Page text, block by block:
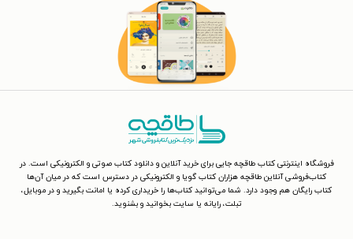
فروشگاه اینترنتی کتاب طاقچه جایی برای خرید آنلاین و دانلود کتاب صوتی و الکترونیکی است. در
کتاب‌فروشی آنلاین طاقچه هزاران کتاب گویا و الکترونیکی در دسترس است که در میان آن‌ها
کتاب رایگان هم وجود دارد. شما می‌توانید کتاب‌ها را خریداری کرده یا امانت بگیرید و در موبایل،
تبلت، رایانه یا سایت بخوانید و بشنوید.